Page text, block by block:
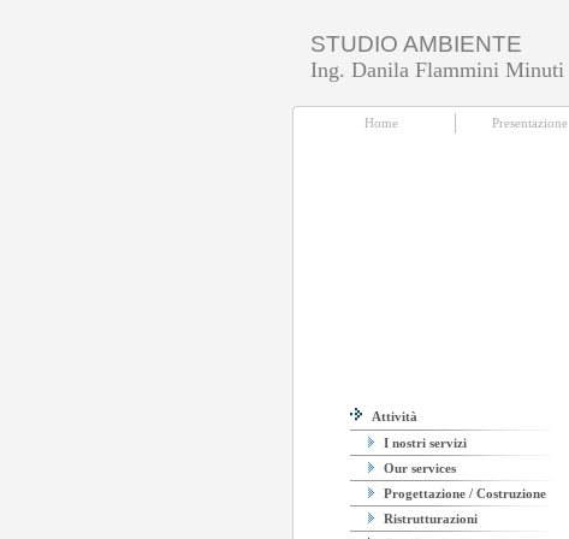
STUDIO AMBIENTE
Ing. Danila Flammini Minuti
Presentazione Attività| Utilities|
Attività
I nostri servizi
Our services
Progettazione / Costruzione
Ristrutturazioni
Home Presentazione